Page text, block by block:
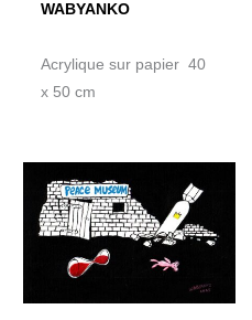
WABYANKO
Acrylique sur papier 40
x 50 cm